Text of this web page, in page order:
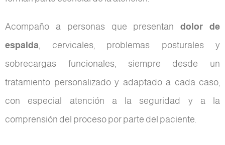
Acompaño a personas que presentandolor de
espalda , cervicales, problemas posturales y
sobrecargas funcionales, siempre desde un
tratamiento personalizado y adaptado a cada caso,
con especial atención a la seguridad y a la
comprensión del proceso por parte del paciente.